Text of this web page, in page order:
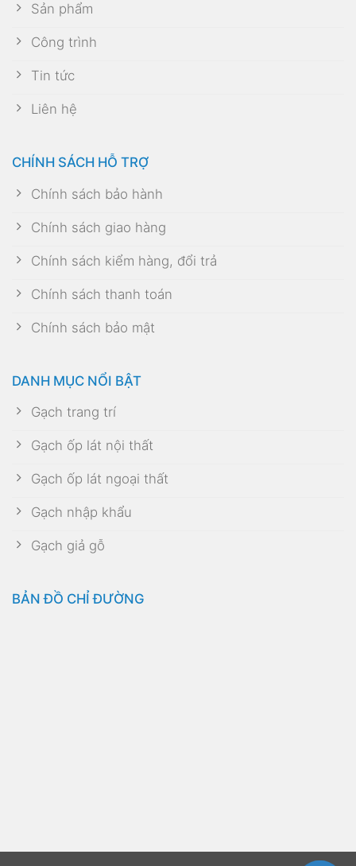
Sản phẩm
Công trình
Tin tức
Liên hệ
CHÍNH SÁCH HỖ TRỢ
Chính sách bảo hành
Chính sách giao hàng
Chính sách kiểm hàng, đổi trả
Chính sách thanh toán
Chính sách bảo mật
DANH MỤC NỔI BẬT
Gạch trang trí
Gạch ốp lát nội thất
Gạch ốp lát ngoại thất
Gạch nhập khẩu
Gạch giả gỗ
BẢN ĐỒ CHỈ ĐƯỜNG